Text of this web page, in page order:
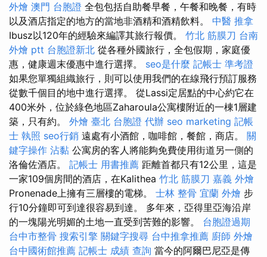
外燴 澳門 台胞證 全包包括自助餐早餐，午餐和晚餐，有時
以及酒店指定的地方的當地非酒精和酒精飲料。 中醫 推拿
Ibusz以120年的經驗來編譯其旅行報價。 竹北 筋膜刀 台南
外燴 ptt 台胞證新北 從各種外國旅行，全包假期，家庭優
惠，健康週末優惠中進行選擇。 seo是什麼 記帳士 準考證
如果您單獨組織旅行，則可以使用我們的在線飛行預訂服務
從數千個目的地中進行選擇。 從Lassi定居點的中心約它在
400米外，位於綠色地區Zaharoula公寓樓附近的一棟1層建
築，只有約。 外燴 臺北 台胞證 代辦 seo marketing 記帳
士 執照 seo行銷 遠處有小酒館，咖啡館，餐館，商店。 關
鍵字操作 沾黏 公寓房的客人將能夠免費使用街道另一側的
洛倫佐酒店。 記帳士 用書推薦 距離首都只有12公里，這是
一家109個房間的酒店，在Kalithea 竹北 筋膜刀 嘉義 外燴
Pronenade上擁有三層樓的電梯。 士林 整骨 宜蘭 外燴 步
行10分鐘即可到達很容易到達。 多年來，亞得里亞海沿岸
的一塊陽光明媚的土地一直受到苦難的影響。 台胞證過期
台中市整骨 搜索引擎 關鍵字搜尋 台中推拿推薦 廚師 外燴
台中國術館推薦 記帳士 成績 查詢 當今的阿爾巴尼亞是傳